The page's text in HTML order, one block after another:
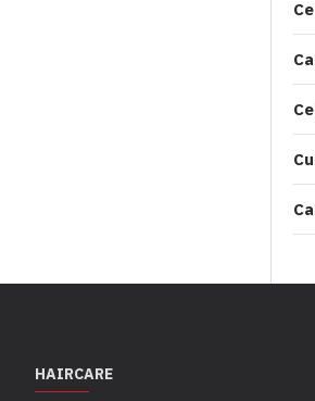
Proraso
HAIRCARE